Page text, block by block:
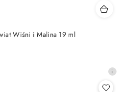
Wiśni i Malina 19 ml